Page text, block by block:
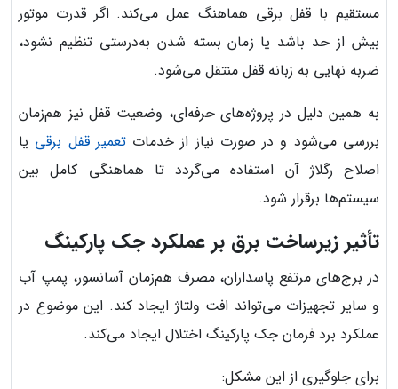
مستقیم با قفل برقی هماهنگ عمل می‌کند. اگر قدرت موتور
بیش از حد باشد یا زمان بسته شدن به‌درستی تنظیم نشود،
ضربه نهایی به زبانه قفل منتقل می‌شود.
به همین دلیل در پروژه‌های حرفه‌ای، وضعیت قفل نیز هم‌زمان
بررسی می‌شود و در صورت نیاز از خدماتتعمیر قفل برقی یا
اصلاح رگلاژ آن استفاده می‌گردد تا هماهنگی کامل بین
سیستم‌ها برقرار شود.
تأثیر زیرساخت برق بر عملکرد جک پارکینگ
در برج‌های مرتفع پاسداران، مصرف هم‌زمان آسانسور، پمپ آب
و سایر تجهیزات می‌تواند افت ولتاژ ایجاد کند. این موضوع در
عملکرد برد فرمان جک پارکینگ اختلال ایجاد می‌کند.
برای جلوگیری از این مشکل: